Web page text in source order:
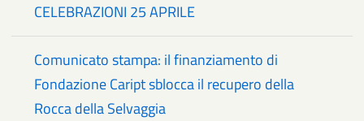
CELEBRAZIONI 25 APRILE
Comunicato stampa: il finanziamento di
Fondazione Caript sblocca il recupero della
Rocca della Selvaggia